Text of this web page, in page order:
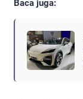
Baca juga: